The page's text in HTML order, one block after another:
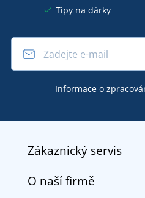
Tipy na dárky
Informace o
Zákaznický servis
Kontakt
O naší firmě